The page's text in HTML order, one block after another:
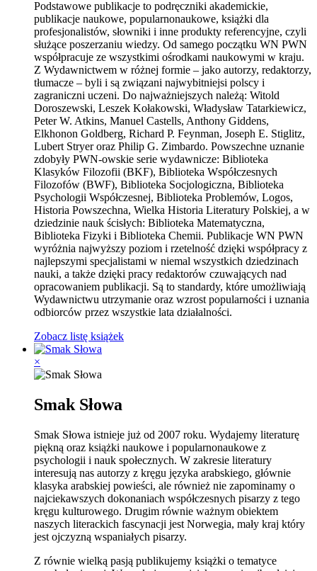
Podstawowe publikacje to podręczniki akademickie,
publikacje naukowe, popularnonaukowe, książki dla
profesjonalistów, słowniki i inne produkty referencyjne, czyli
służące poszerzaniu wiedzy. Od samego początku WN PWN
współpracuje ze wszystkimi ośrodkami naukowymi w kraju.
Z Wydawnictwem w różnej formie – jako autorzy, redaktorzy,
tłumacze – byli i są związani najwybitniejsi polscy i
zagraniczni uczeni. Do najważniejszych należą: Witold
Doroszewski, Leszek Kołakowski, Władysław Tatarkiewicz,
Peter W. Atkins, Manuel Castells, Anthony Giddens,
Elkhonon Goldberg, Richard P. Feynman, Joseph E. Stiglitz,
Lubert Stryer oraz Philip G. Zimbardo. Powszechne uznanie
zdobyły PWN-owskie serie wydawnicze: Biblioteka
Klasyków Filozofii (BKF), Biblioteka Współczesnych
Filozofów (BWF), Biblioteka Socjologiczna, Biblioteka
Psychologii Współczesnej, Biblioteka Problemów, Logos,
Historia Powszechna, Wielka Historia Literatury Polskiej, a w
dziedzinie nauk ścisłych: Biblioteka Matematyczna,
Biblioteka Fizyki i Biblioteka Chemii. Publikacje WN PWN
wyróżnia najwyższy poziom i rzetelność dzięki współpracy z
najlepszymi specjalistami w niemal wszystkich dziedzinach
nauki, a także dzięki pracy redaktorów czuwających nad
opracowaniem publikacji. Są to standardy, które umożliwiają
Wydawnictwu utrzymanie oraz wzrost popularności i uznania
odbiorców przez wszystkie lata działalności.
Zobacz listę książek
×
Smak Słowa
Smak Słowa istnieje już od 2007 roku. Wydajemy literaturę
piękną oraz książki naukowe i popularnonaukowe z
psychologii i nauk społecznych. W zakresie literatury
interesują nas autorzy z kręgu języka arabskiego, głównie
klasyka arabskiej powieści, ale również nie zapominamy o
najciekawszych dokonaniach współczesnych pisarzy z tego
kręgu kulturowego. Drugim równie ważnym obiektem
naszych literackich fascynacji jest Norwegia, mały kraj który
jest ojczyzną wspaniałych pisarzy.
Z równie wielką pasją publikujemy książki o tematyce